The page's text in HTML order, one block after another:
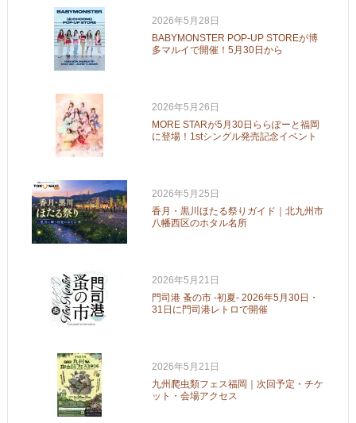
2026年5月28日
BABYMONSTER POP-UP STOREが博
多マルイで開催！5月30日から
2026年5月26日
MORE STARが5月30日ららぽーと福岡
に登場！1stシングル発売記念イベント
2026年5月25日
香月・黒川ほたる祭りガイド｜北九州市
八幡西区のホタル名所
2026年5月21日
門司港 蚤の市 -初夏- 2026年5月30日・
31日に門司港レトロで開催
2026年5月21日
九州爬虫類フェス福岡｜次回予定・チケ
ット・会場アクセス